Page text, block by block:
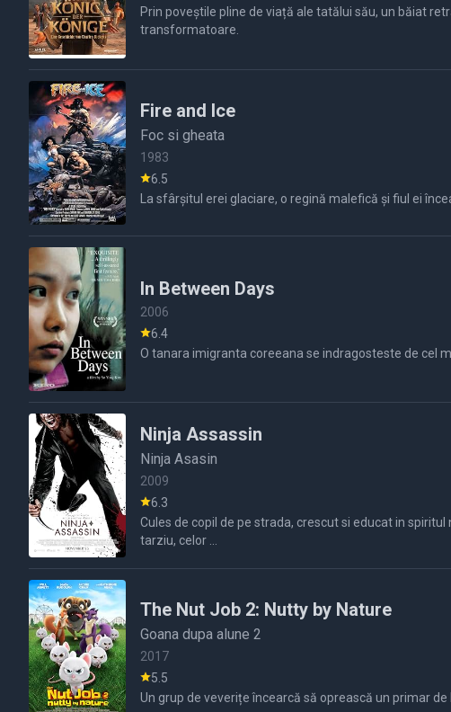
Prin poveștile pline de viață ale tatălui său, un băiat
transformatoare.
Fire and Ice
Foc si gheata
1983
6.5
La sfârșitul erei glaciare, o regină malefică și fiul ei
In Between Days
2006
6.4
O tanara imigranta coreeana se indragosteste de cel
Ninja Assassin
Ninja Asasin
2009
6.3
Cules de copil de pe strada, crescut si educat in
The Nut Job 2: Nutty by Nature
Goana dupa alune 2
2017
5.5
Un grup de veverițe încearcă să oprească un primar